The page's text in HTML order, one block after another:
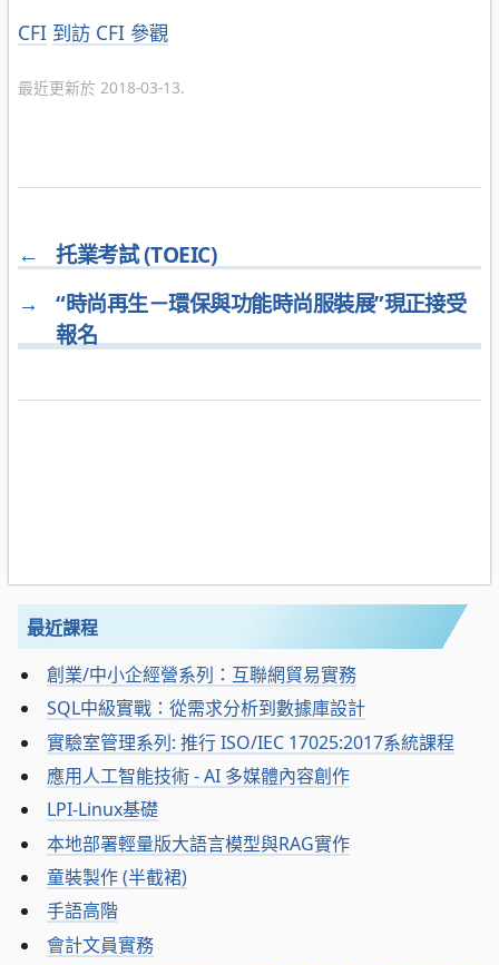
分
CFI 到訪 CFI 參觀
最近更新於 2018-03-13.
←
托業考試 (TOEIC)
→
“時尚再生－環保與功能時尚服裝展”現正接受
報名
最近課程
創業/中小企經營系列：互聯網貿易實務
SQL中級實戰：從需求分析到數據庫設計
實驗室管理系列: 推行 ISO/IEC 17025:2017系統課程
應用人工智能技術 - AI 多媒體內容創作
LPI-Linux基礎
本地部署輕量版大語言模型與RAG實作
童裝製作 (半截裙)
手語高階
會計文員實務